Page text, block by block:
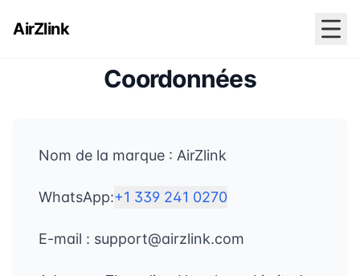
AirZlink
Coordonnées
Nom de la marque : AirZlink
WhatsApp:+1 339 241 0270
E-mail : support@airzlink.com